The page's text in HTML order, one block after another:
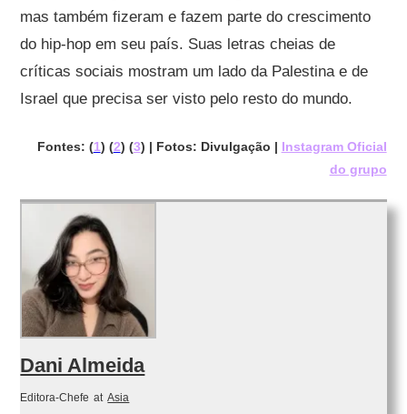
mas também fizeram e fazem parte do crescimento
do hip-hop em seu país. Suas letras cheias de
críticas sociais mostram um lado da Palestina e de
Israel que precisa ser visto pelo resto do mundo.
Fontes: (1) (2) (3) | Fotos: Divulgação | Instagram Oficial
do grupo
Dani Almeida
Editora-Chefe at Asia